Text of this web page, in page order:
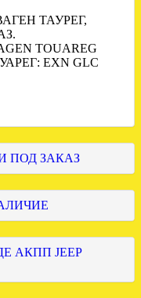
ТАУРЕГ,
TOUAREG
EXN GLC
ПОД ЗАКАЗ
АКПП JEEP